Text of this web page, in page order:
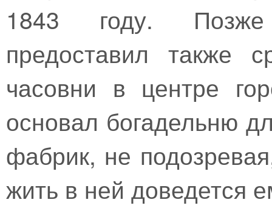
1843 году. Позже
предоставил также
часовни в центре
основал богадельню
фабрик, не
жить в ней доведется